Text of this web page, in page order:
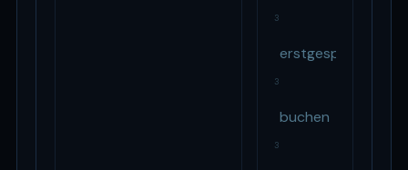
3
erstgespräch
3
buchen
3